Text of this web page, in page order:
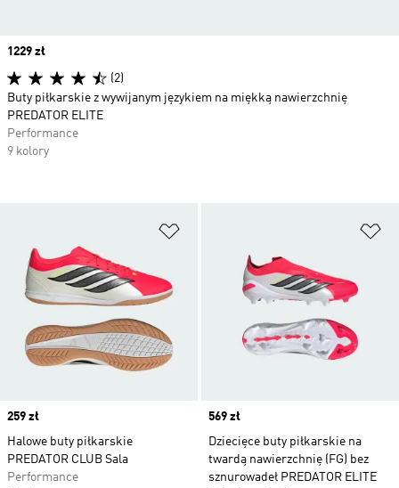
Price
259 zł
Halowe buty piłkarskie
PREDATOR CLUB Sala
Performance
Price
569 zł
Dziecięce buty piłkarskie na
twardą nawierzchnię (FG) bez
sznurowadeł PREDATOR ELITE
Price
1229 zł
(2)
Buty piłkarskie z wywijanym językiem na miękką nawierzchnię
PREDATOR ELITE
Performance
9 kolory